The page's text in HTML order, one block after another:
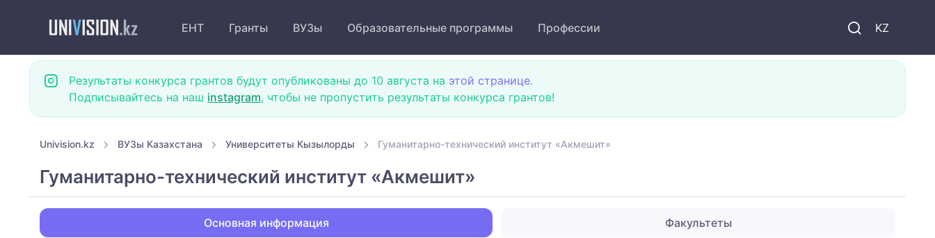
KZ
ЕНТ Гранты ВУЗы Образовательные программы Профессии
Результаты конкурса грантов будут опубликованы до 10 августа на этой странице.
Подписывайтесь на наш instagram, чтобы не пропустить результаты конкурса грантов!
Univision.kz ВУЗы Казахстана Университеты Кызылорды Гуманитарно-технический институт «Акмешит»
Гуманитарно-технический институт «Акмешит»
Основная информация Факультеты